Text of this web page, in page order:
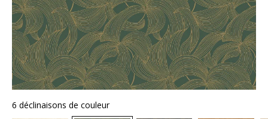
6 déclinaisons de couleur